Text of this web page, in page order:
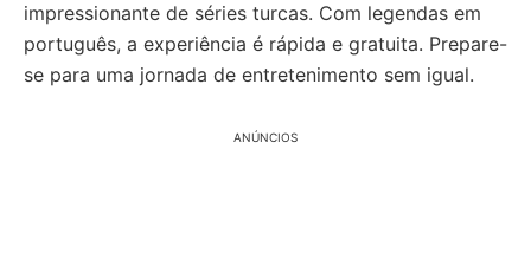
impressionante de séries turcas. Com legendas em
português, a experiência é rápida e gratuita. Prepare-
se para uma jornada de entretenimento sem igual.
ANÚNCIOS